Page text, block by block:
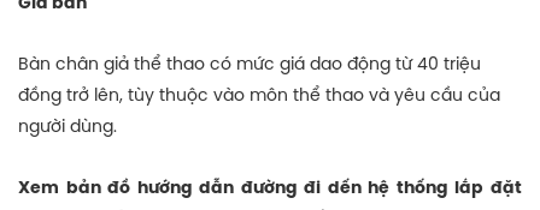
Giá bán
Bàn chân giả thể thao có mức giá dao động từ 40 triệu
đồng trở lên, tùy thuộc vào môn thể thao và yêu cầu của
người dùng.
Xem bản đồ hướng dẫn đường đi dến hệ thống lắp đặt